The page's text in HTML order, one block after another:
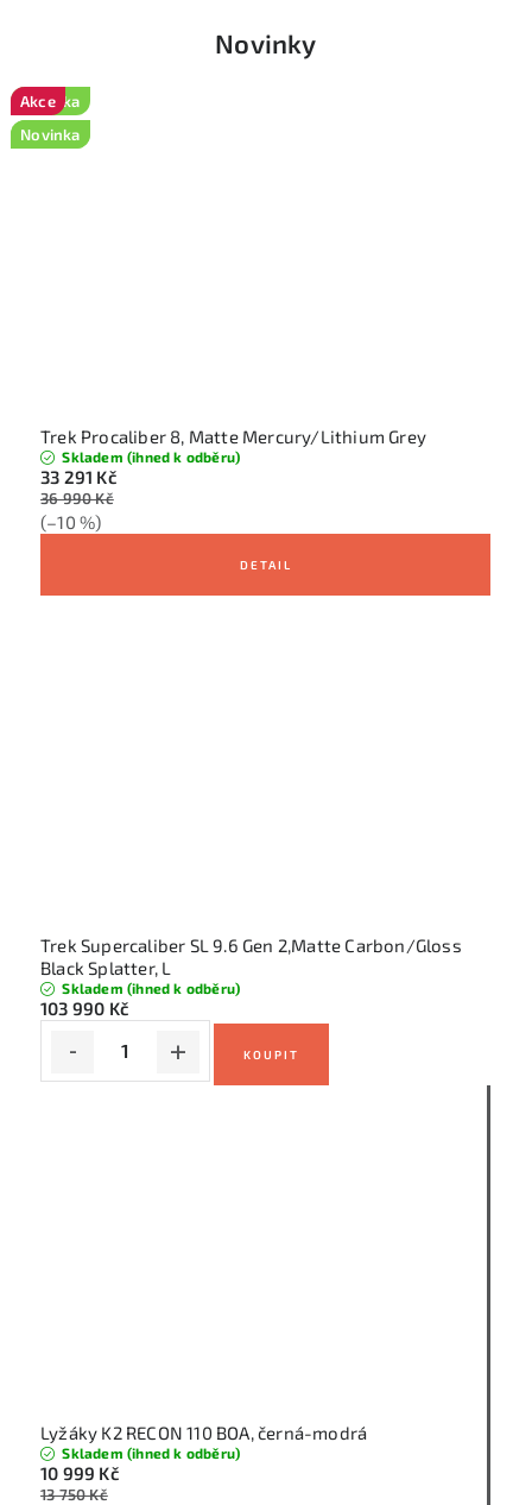
Novinky
Akce
Novinka
Trek Procaliber 8, Matte Mercury/Lithium Grey
Skladem (ihned k odběru)
33 291 Kč
36 990 Kč
(–10 %)
Novinka
Trek Supercaliber SL 9.6 Gen 2,Matte Carbon/Gloss
Black Splatter, L
Skladem (ihned k odběru)
103 990 Kč
Akce
Novinka
Lyžáky K2 RECON 110 BOA, černá-modrá
Skladem (ihned k odběru)
10 999 Kč
13 750 Kč